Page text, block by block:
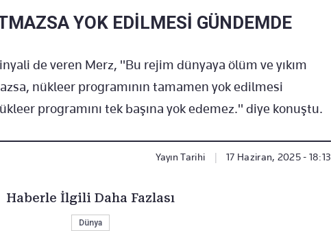
YOK EDİLMESİ GÜNDEMDE
de veren Merz, "Bu rejim dünyaya ölüm ve yıkım
nükleer programının tamamen yok edilmesi
programını tek başına yok edemez." diye konuştu.
Yayın Tarihi 17 Haziran, 2025 - 18:13
Haberle İlgili Daha Fazlası
Dünya